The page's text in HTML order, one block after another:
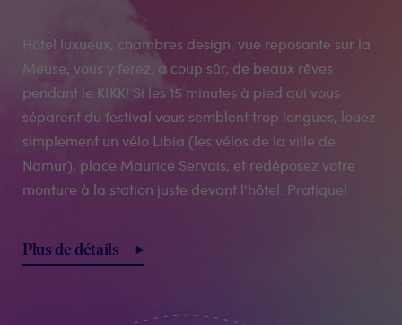
Hôtel luxueux, chambres design, vue reposante sur la
Meuse, vous y ferez, à coup sûr, de beaux rêves
pendant le KIKK! Si les 15 minutes à pied qui vous
séparent du festival vous semblent trop longues, louez
simplement un vélo Libia (les vélos de la ville de
Namur), place Maurice Servais, et redéposez votre
monture à la station juste devant l'hôtel. Pratique!
Plus de détails